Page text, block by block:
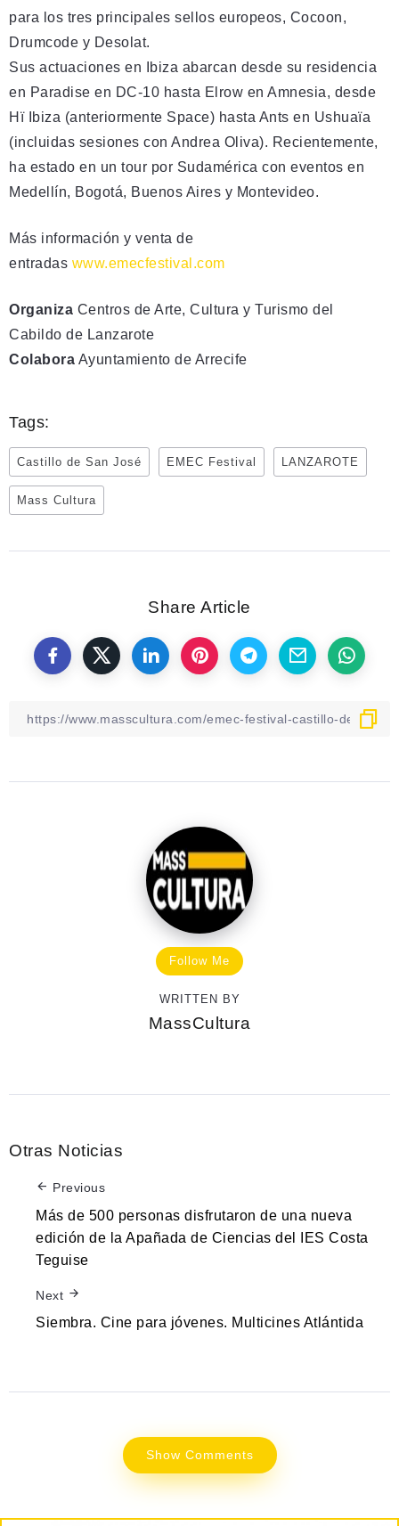
para los tres principales sellos europeos, Cocoon,
Drumcode y Desolat.
Sus actuaciones en Ibiza abarcan desde su residencia
en Paradise en DC-10 hasta Elrow en Amnesia, desde
Hï Ibiza (anteriormente Space) hasta Ants en Ushuaïa
(incluidas sesiones con Andrea Oliva). Recientemente,
ha estado en un tour por Sudamérica con eventos en
Medellín, Bogotá, Buenos Aires y Montevideo.
Más información y venta de
entradas www.emecfestival.com
Organiza Centros de Arte, Cultura y Turismo del
Cabildo de Lanzarote
Colabora Ayuntamiento de Arrecife
Tags:
Castillo de San José EMEC Festival LANZAROTE
Mass Cultura
Share Article
Follow Me
WRITTEN BY
MassCultura
Otras Noticias
Previous
Más de 500 personas disfrutaron de una nueva
edición de la Apañada de Ciencias del IES Costa
Teguise
Next
Siembra. Cine para jóvenes. Multicines Atlántida
Show Comments